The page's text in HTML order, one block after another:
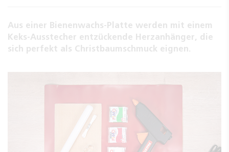
Aus einer Bienenwachs-Platte werden mit einem
Keks-Ausstecher entzückende Herzanhänger, die
sich perfekt als Christbaumschmuck eignen.